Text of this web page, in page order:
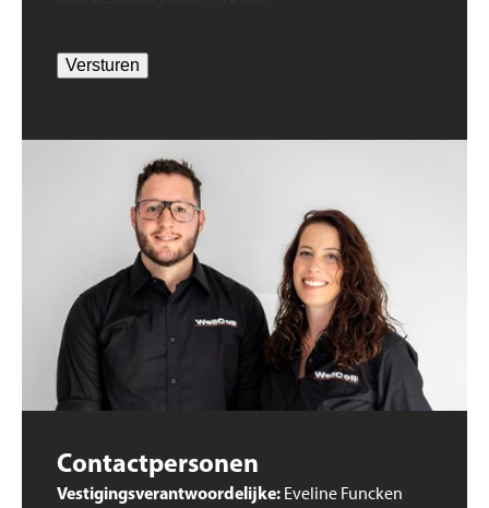
Contactpersonen
Vestigingsverantwoordelijke: Eveline Funcken
Versturen